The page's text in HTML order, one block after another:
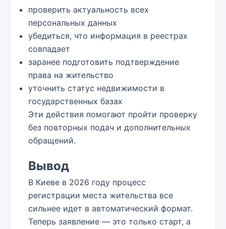
проверить актуальность всех
персональных данных
убедиться, что информация в реестрах
совпадает
заранее подготовить подтверждение
права на жительство
уточнить статус недвижимости в
государственных базах
Эти действия помогают пройти проверку
без повторных подач и дополнительных
обращений.
Вывод
В Киеве в 2026 году процесс
регистрации места жительства все
сильнее идет в автоматический формат.
Теперь заявление — это только старт, а